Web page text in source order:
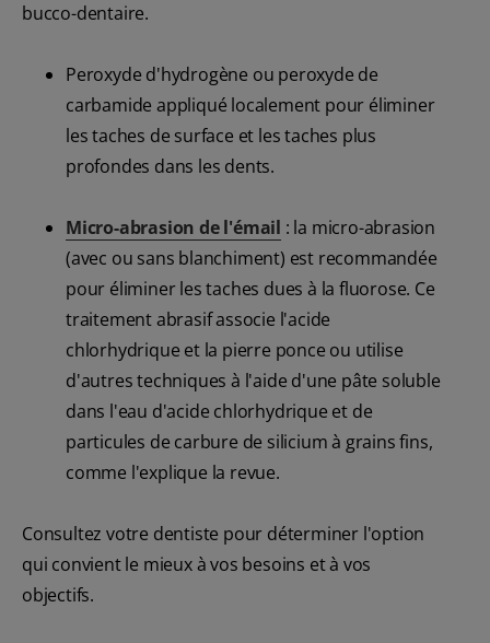
bucco-dentaire.
Peroxyde d'hydrogène ou peroxyde de
carbamide appliqué localement pour éliminer
les taches de surface et les taches plus
profondes dans les dents.
Micro-abrasion de l'émail : la micro-abrasion
(avec ou sans blanchiment) est recommandée
pour éliminer les taches dues à la fluorose. Ce
traitement abrasif associe l'acide
chlorhydrique et la pierre ponce ou utilise
d'autres techniques à l'aide d'une pâte soluble
dans l'eau d'acide chlorhydrique et de
particules de carbure de silicium à grains fins,
comme l'explique la revue.
Consultez votre dentiste pour déterminer l'option
qui convient le mieux à vos besoins et à vos
objectifs.